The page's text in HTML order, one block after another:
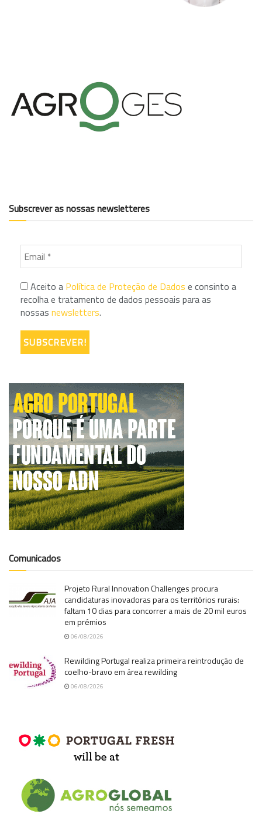
Subscrever as nossas newsletteres
Aceito a Política de Proteção de Dados e consinto a
recolha e tratamento de dados pessoais para as
nossas newsletters.
Comunicados
Projeto Rural Innovation Challenges procura
candidaturas inovadoras para os territórios rurais:
faltam 10 dias para concorrer a mais de 20 mil euros
em prémios
06/08/2026
Rewilding Portugal realiza primeira reintrodução de
coelho-bravo em área rewilding
06/08/2026